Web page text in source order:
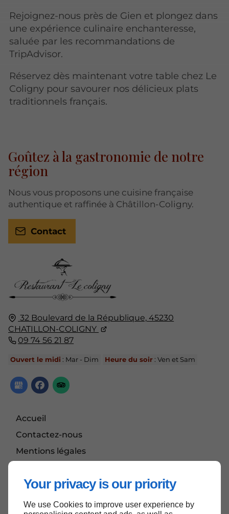
Your privacy is our priority
We use Cookies to improve user experience by
Rejoignez-nous près de Gien et plongez dans
une expérience culinaire enchanteresse,
saluée par les recommandations de
TripAdvisor.
Réservez dès maintenant votre table chez Le
Coligny pour savourer nos délicieux plats
traditionnels français.
32 Boulevard de la République, 45230
CHATILLON-COLIGNY
09 74 56 21 87
Ouvert le midi : Mar - Dim Heure du soir : Ven et Sam
Accueil
Contactez-nous
Mentions légales
Goûtez à la gastronomie de notre
région
Nous vous proposons une cuisine française
authentique et raffinée à Châtillon-Coligny.
Contact
Haut de page